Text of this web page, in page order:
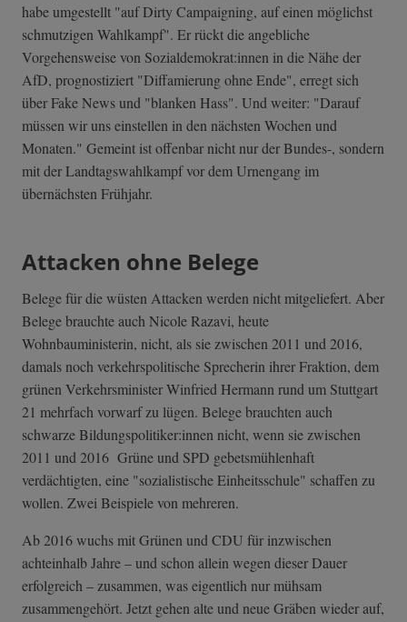
habe umgestellt "auf Dirty Campaigning, auf einen möglichst
schmutzigen Wahlkampf". Er rückt die angebliche
Vorgehensweise von Sozialdemokrat:innen in die Nähe der
AfD, prognostiziert "Diffamierung ohne Ende", erregt sich
über Fake News und "blanken Hass". Und weiter: "Darauf
müssen wir uns einstellen in den nächsten Wochen und
Monaten." Gemeint ist offenbar nicht nur der Bundes-, sondern
mit der Landtagswahlkampf vor dem Urnengang im
übernächsten Frühjahr.
Attacken ohne Belege
Belege für die wüsten Attacken werden nicht mitgeliefert. Aber
Belege brauchte auch Nicole Razavi, heute
Wohnbauministerin, nicht, als sie zwischen 2011 und 2016,
damals noch verkehrspolitische Sprecherin ihrer Fraktion, dem
grünen Verkehrsminister Winfried Hermann rund um Stuttgart
21 mehrfach vorwarf zu lügen. Belege brauchten auch
schwarze Bildungspolitiker:innen nicht, wenn sie zwischen
2011 und 2016 Grüne und SPD gebetsmühlenhaft
verdächtigten, eine "sozialistische Einheitsschule" schaffen zu
wollen. Zwei Beispiele von mehreren.
Ab 2016 wuchs mit Grünen und CDU für inzwischen
achteinhalb Jahre – und schon allein wegen dieser Dauer
erfolgreich – zusammen, was eigentlich nur mühsam
zusammengehört. Jetzt gehen alte und neue Gräben wieder auf,